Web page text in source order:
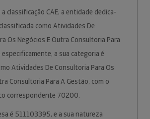
classificação CAE, a entidade dedica-
como Atividades De
Os Negócios E Outra Consultoria Para
especificamente, a sua categoria é
Atividades De Consultoria Para Os
Consultoria Para A Gestão, com o
correspondente 70200.
é 511103395, e a sua natureza